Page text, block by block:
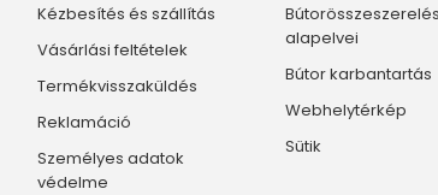
Kézbesítés és szállítás
Vásárlási feltételek
Termékvisszaküldés
Reklamáció
Személyes adatok
védelme
Bútorösszeszerelés
alapelvei
Bútor karbantartás
Webhelytérkép
Sütik